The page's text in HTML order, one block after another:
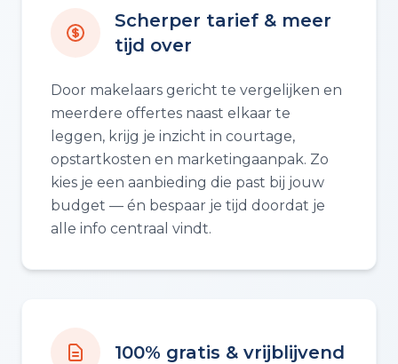
Scherper tarief & meer
tijd over
Door makelaars gericht te vergelijken en
meerdere offertes naast elkaar te
leggen, krijg je inzicht in courtage,
opstartkosten en marketingaanpak. Zo
kies je een aanbieding die past bij jouw
budget — én bespaar je tijd doordat je
alle info centraal vindt.
100% gratis & vrijblijvend